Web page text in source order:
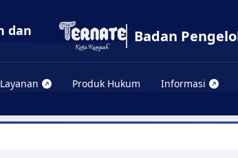
Badan
Layanan Produk Hukum Informasi